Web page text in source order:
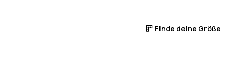
Finde deine Größe